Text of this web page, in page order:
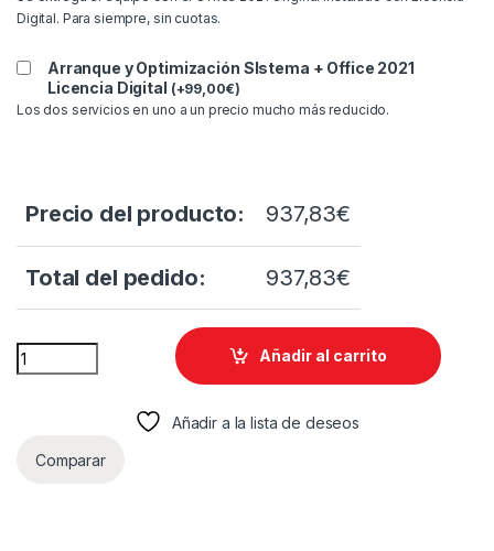
Digital. Para siempre, sin cuotas.
Arranque y Optimización SIstema + Office 2021
Licencia Digital (+99,00€)
Los dos servicios en uno a un precio mucho más reducido.
Precio del producto: 937,83€
Total del pedido: 937,83€
PORTATIL DELL LATITUDE 5540 2KD87 15 GRIS cantidad
Añadir al carrito
Añadir a la lista de deseos
Comparar